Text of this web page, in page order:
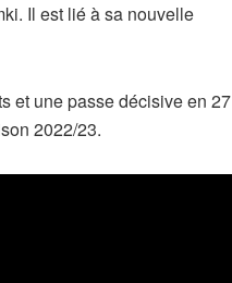
Il est lié à sa nouvelle
et une passe décisive en 27
2022/23.